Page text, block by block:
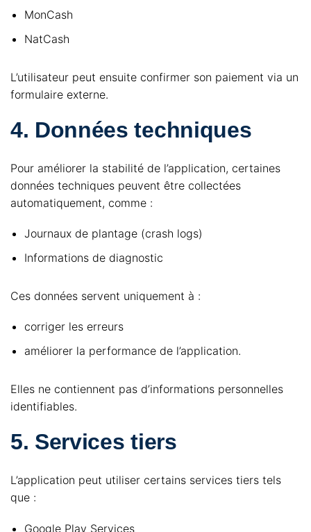
MonCash
NatCash
L’utilisateur peut ensuite confirmer son paiement via un
formulaire externe.
4. Données techniques
Pour améliorer la stabilité de l’application, certaines
données techniques peuvent être collectées
automatiquement, comme :
Journaux de plantage (crash logs)
Informations de diagnostic
Ces données servent uniquement à :
corriger les erreurs
améliorer la performance de l’application.
Elles ne contiennent pas d’informations personnelles
identifiables.
5. Services tiers
L’application peut utiliser certains services tiers tels
que :
Google Play Services